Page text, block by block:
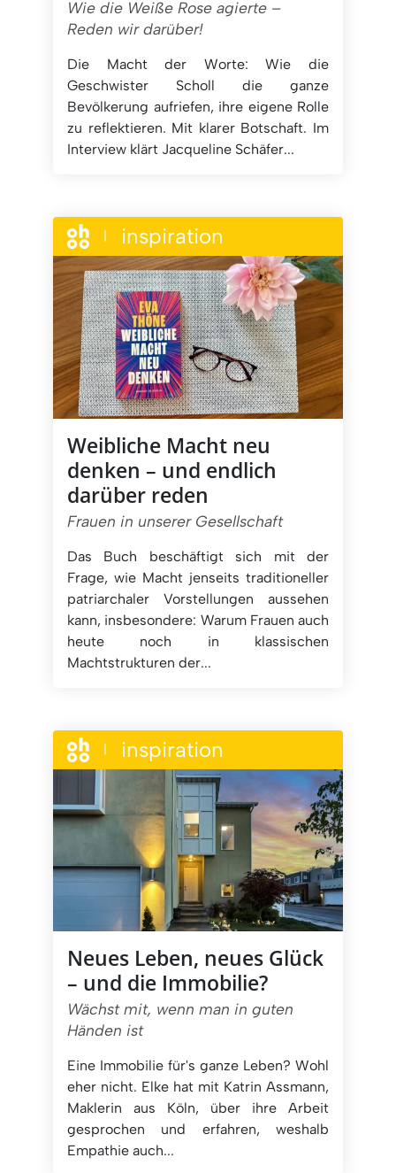
Wie die Weiße Rose agierte –
Reden wir darüber!
Die Macht der Worte: Wie die
Geschwister Scholl die ganze
Bevölkerung aufriefen, ihre eigene Rolle
zu reflektieren. Mit klarer Botschaft. Im
Interview klärt Jacqueline Schäfer...
inspiration
Weibliche Macht neu
denken – und endlich
darüber reden
Frauen in unserer Gesellschaft
Das Buch beschäftigt sich mit der
Frage, wie Macht jenseits traditioneller
patriarchaler Vorstellungen aussehen
kann, insbesondere: Warum Frauen auch
heute noch in klassischen
Machtstrukturen der...
inspiration
Neues Leben, neues Glück
– und die Immobilie?
Wächst mit, wenn man in guten
Händen ist
Eine Immobilie für's ganze Leben? Wohl
eher nicht. Elke hat mit Katrin Assmann,
Maklerin aus Köln, über ihre Arbeit
gesprochen und erfahren, weshalb
Empathie auch...